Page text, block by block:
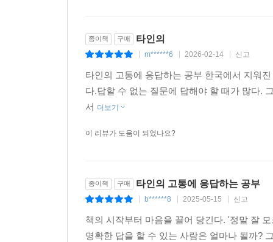
쓰이기를 원했”다고(8쪽) 말한다. 천안함 생존
있는 가장 나은 무기를 세상에 내놓고 싶었”다
데이터가 뒷받침되지 않는 감정적인 글에 그치
몸을 사건 속에 던져놓는 씨줄”과 논문과 책을 읽
차별금지법 제정’, ‘장애인 이동권 투쟁’ 등 한국
‘타인의 고통에 응답하는 공부’를 하는 사람으로
“『타인의 고통에 응답하는 공부』는 제가
질문하기를 포기하지 않는 사람들과 만나 나눴
종이책 구매 타인의
m******6 2026-02-14 신고
타인의 고통에 응답하는 공부 한국에서 지워
다.답할 수 없는 질문에 답해야 할 때가 많다.
서 더보기
이 리뷰가 도움이 되었나요?
종이책 구매 타인의 고통에 응답하는 공부
b******8 2025-05-15 신고
책의 시작부터 마음을 끌어 당긴다. '정말 잘
명확한 답을 할 수 있는 사람은 얼마나 될까?